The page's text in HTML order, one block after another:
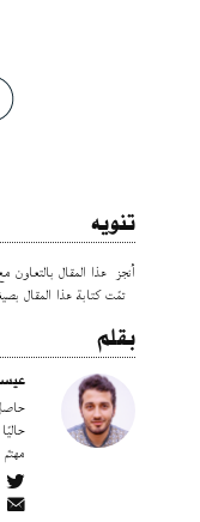
تنويه
أنجز هذا المقال بالتعاون
تمّت كتابة هذا المقال
بقلم